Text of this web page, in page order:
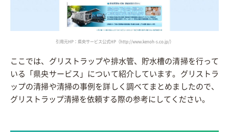
引用元HP：県央サービス公式HP（http://www.kenoh-s.co.jp/）
ここでは、グリストラップや排水管、貯水槽の清掃を行って
いる「県央サービス」について紹介しています。グリストラ
ップの清掃や清掃の事例を詳しく調べてまとめましたので、
グリストラップ清掃を依頼する際の参考にしてください。